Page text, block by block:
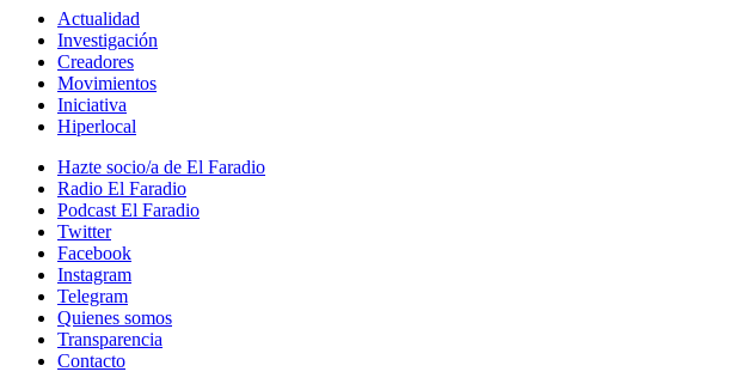
Actualidad
Investigación
Creadores
Movimientos
Iniciativa
Hiperlocal
Hazte socio/a de El Faradio
Radio El Faradio
Podcast El Faradio
Twitter
Facebook
Instagram
Telegram
Quienes somos
Transparencia
Contacto